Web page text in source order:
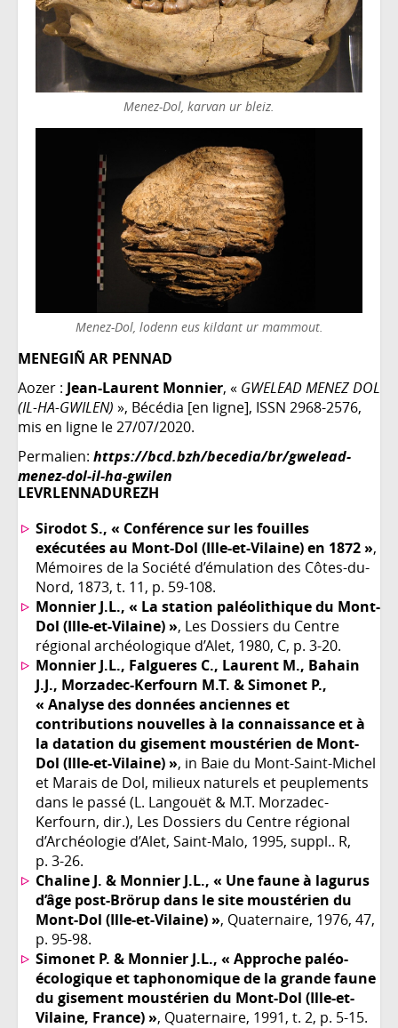
Menez-Dol, karvan ur bleiz.
Menez-Dol, lodenn eus kildant ur mammout.
MENEGIÑ AR PENNAD
Aozer : Jean-Laurent Monnier, « GWELEAD MENEZ DOL
(IL-HA-GWILEN) », Bécédia [en ligne], ISSN 2968-2576,
mis en ligne le 27/07/2020.
Permalien: https://bcd.bzh/becedia/br/gwelead-
menez-dol-il-ha-gwilen
LEVRLENNADUREZH
Sirodot S., « Conférence sur les fouilles
exécutées au Mont-Dol (Ille-et-Vilaine) en 1872 »,
Mémoires de la Société d’émulation des Côtes-du-
Nord, 1873, t. 11, p. 59-108.
Monnier J.L., « La station paléolithique du Mont-
Dol (Ille-et-Vilaine) », Les Dossiers du Centre
régional archéologique d’Alet, 1980, C, p. 3-20.
Monnier J.L., Falgueres C., Laurent M., Bahain
J.J., Morzadec-Kerfourn M.T. & Simonet P.,
« Analyse des données anciennes et
contributions nouvelles à la connaissance et à
la datation du gisement moustérien de Mont-
Dol (Ille-et-Vilaine) », in Baie du Mont-Saint-Michel
et Marais de Dol, milieux naturels et peuplements
dans le passé (L. Langouët & M.T. Morzadec-
Kerfourn, dir.), Les Dossiers du Centre régional
d’Archéologie d’Alet, Saint-Malo, 1995, suppl.. R,
p. 3-26.
Chaline J. & Monnier J.L., « Une faune à lagurus
d’âge post-Brörup dans le site moustérien du
Mont-Dol (Ille-et-Vilaine) », Quaternaire, 1976, 47,
p. 95-98.
Simonet P. & Monnier J.L., « Approche paléo-
écologique et taphonomique de la grande faune
du gisement moustérien du Mont-Dol (Ille-et-
Vilaine, France) », Quaternaire, 1991, t. 2, p. 5-15.